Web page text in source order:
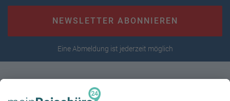
NEWSLETTER ABONNIEREN
Eine Abmeldung ist jederzeit möglich